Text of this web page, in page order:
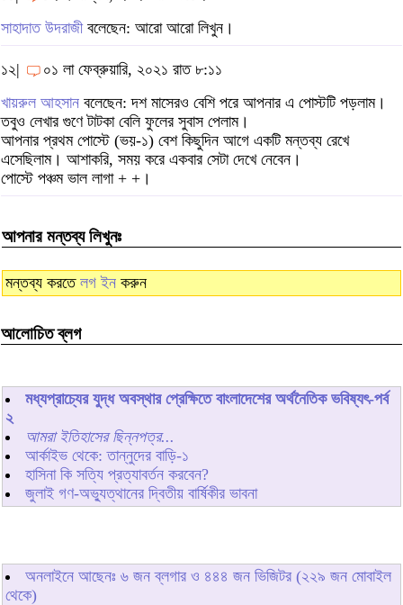
সাহাদাত উদরাজীবলেছেন: আরো আরো লিখুন।
১২|
০১ লা ফেব্রুয়ারি, ২০২১ রাত ৮:১১
খায়রুল আহসান বলেছেন: দশ মাসেরও বেশি পরে আপনার এ পোস্টটি পড়লাম।
তবুও লেখার গুণে টাটকা বেলি ফুলের সুবাস পেলাম।
আপনার প্রথম পোস্টে (ভয়-১) বেশ কিছুদিন আগে একটি মন্তব্য রেখে
এসেছিলাম। আশাকরি, সময় করে একবার সেটা দেখে নেবেন।
পোস্টে পঞ্চম ভাল লাগা + +।
আপনার মন্তব্য লিখুনঃ
মন্তব্য করতে লগ ইন করুন
আলোচিত ব্লগ
মধ্যপ্রাচ্যের যুদ্ধ অবস্থার প্রেক্ষিতে বাংলাদেশের অর্থনৈতিক ভবিষ্যৎ-পর্ব
২
আমরা ইতিহাসের ছিন্নপত্র...
আর্কাইভ থেকে: তান্নুদের বাড়ি-১
হাসিনা কি সত্যি প্রত্যাবর্তন করবেন?
জুলাই গণ-অভ্যুত্থানের দ্বিতীয় বার্ষিকীর ভাবনা
অনলাইনে আছেনঃ ৬ জন ব্লগার ও ৪৪৪ জন ভিজিটর (২২৯ জন মোবাইল
থেকে)